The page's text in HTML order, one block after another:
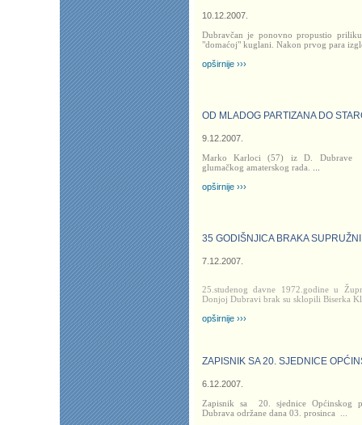
10.12.2007.
Dubravčan je ponovno propustio
"domaćoj" kuglani. Nakon prvog para
opširnije ›››
OD MLADOG PARTIZANA DO
9.12.2007.
Marko Karloci (57) iz D. Dubrave
glumačkog amaterskog rada.
opširnije ›››
35 GODIŠNJICA BRAKA
7.12.2007.
25.studenog davne 1972.godine u
Donjoj Dubravi brak su sklopili Biserka
opširnije ›››
ZAPISNIK SA 20. SJEDNICE
6.12.2007.
Zapisnik sa
20. sjednice Općinskog
Dubrava održane dana 03. prosinca